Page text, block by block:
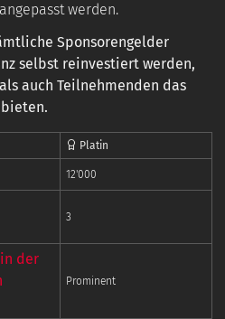
werden.
Sponsorengelder
selbst reinvestiert werden,
auch Teilnehmenden das
Platin
12'000
3
der
Prominent